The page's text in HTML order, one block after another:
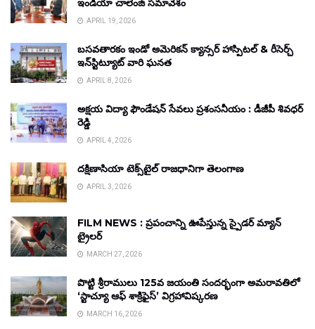
ఇండియా చాలెంజ్ సమావేశం
APRIL 19, 2026
బసవతారకం ఇండో అమెరికన్ క్యాన్సర్ హాస్పిటల్ & రీసెర్చ్
ఇన్‌స్టిట్యూట్ వారి ఘనత
APRIL 8, 2026
అక్షయ విద్యా ఫౌండేషన్ సేవలు ప్రశంసనీయం : డీజీపీ శివధర్
రెడ్డి
APRIL 4, 2026
దక్షిణాసియా టెక్స్‌టైల్ రాజధానిగా తెలంగాణ
APRIL 3, 2026
FILM NEWS : ప్రపంచాన్ని ఊపేస్తున్న స్పైడర్ మ్యాన్
ట్రైలర్
MARCH 27, 2026
పొట్టి శ్రీరాములు 125వ జయంతి సందర్భంగా అమరావతిలో
‘స్టాచ్యూ ఆఫ్ శాక్రిఫైస్’ విగ్రహావిష్కరణ
MARCH 16, 2026